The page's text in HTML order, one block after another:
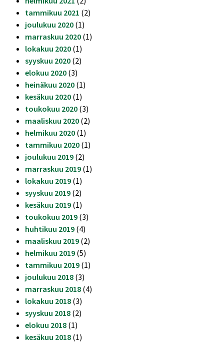
tammikuu 2021 (2)
joulukuu 2020 (1)
marraskuu 2020 (1)
lokakuu 2020 (1)
syyskuu 2020 (2)
elokuu 2020 (3)
heinäkuu 2020 (1)
kesäkuu 2020 (1)
toukokuu 2020 (3)
maaliskuu 2020 (2)
helmikuu 2020 (1)
tammikuu 2020 (1)
joulukuu 2019 (2)
marraskuu 2019 (1)
lokakuu 2019 (1)
syyskuu 2019 (2)
kesäkuu 2019 (1)
toukokuu 2019 (3)
huhtikuu 2019 (4)
maaliskuu 2019 (2)
helmikuu 2019 (5)
tammikuu 2019 (1)
joulukuu 2018 (3)
marraskuu 2018 (4)
lokakuu 2018 (3)
syyskuu 2018 (2)
elokuu 2018 (1)
kesäkuu 2018 (1)